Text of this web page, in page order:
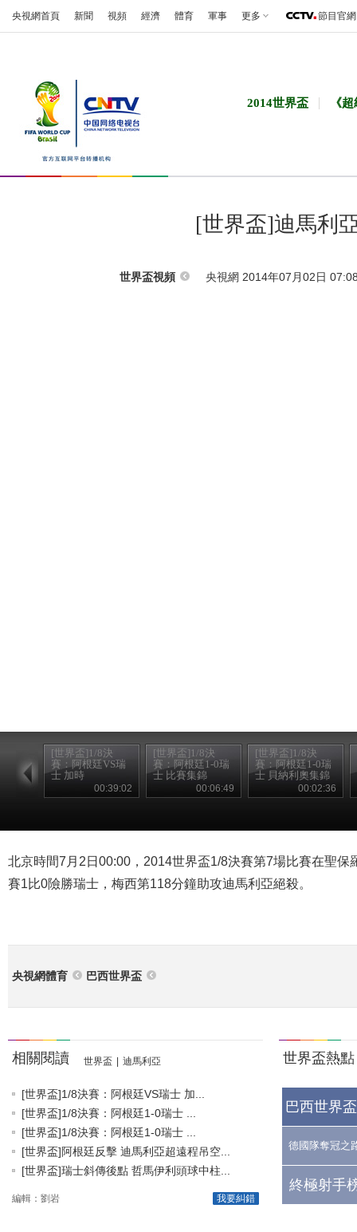
央視網首頁 新聞 視頻 經濟 體育 軍事 更多 節目官網
2014世界盃 《
[世界盃]迪馬利
世界盃視頻 央視網 2014年07月02日
[世界盃]1/8決
賽：阿根廷VS瑞
士 加時
00:39:02
[世界盃]1/8決
賽：阿根廷1-0瑞
士 比賽集錦
00:06:49
[世界盃]1/8決
賽：阿根廷1-0瑞
士 貝納利奧集錦
00:02:36
北京時間7月2日00:00，2014世界盃1/8決賽第7場比賽在聖保
賽1比0險勝瑞士，梅西第118分鐘助攻迪馬利亞絕殺。
央視網體育 巴西世界盃
相關閱讀 世界盃 迪馬利亞
[世界盃]1/8決賽：阿根廷VS瑞士 加...
[世界盃]1/8決賽：阿根廷1-0瑞士 ...
[世界盃]1/8決賽：阿根廷1-0瑞士 ...
[世界盃]阿根廷反擊 迪馬利亞超遠程吊空...
[世界盃]瑞士斜傳後點 哲馬伊利頭球中柱...
我要糾錯
編輯：劉岩
世界盃熱點
巴西世界
德國隊奪冠之
終極射手